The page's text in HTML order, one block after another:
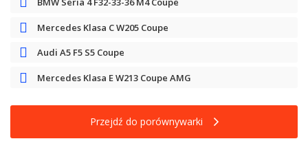
Mercedes Klasa C W205 Coupe
Audi A5 F5 S5 Coupe
Mercedes Klasa E W213 Coupe AMG
Przejdź do porównywarki